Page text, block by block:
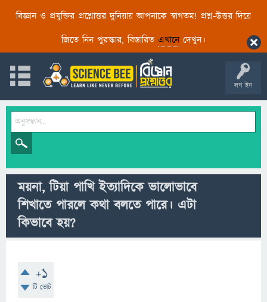
বিজ্ঞান ও প্রযুক্তির প্রশ্নোত্তর দুনিয়ায় আপনাকে স্বাগতম! প্রশ্ন-উত্তর দিয়ে
জিতে নিন পুরস্কার, বিস্তারিত এখানেদেখুন।
লগ ইন
ময়না, টিয়া পাখি ইত্যাদিকে ভালোভাবে
শিখাতে পারলে কথা বলতে পারে। এটা
কিভাবে হয়?
+1
টি ভোট